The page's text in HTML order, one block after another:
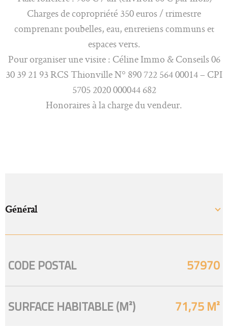
Charges de copropriété 350 euros / trimestre
comprenant poubelles, eau, entretiens communs et
espaces verts.
Pour organiser une visite : Céline Immo & Conseils 06
30 39 21 93 RCS Thionville N° 890 722 564 00014 – CPI
5705 2020 000044 682
Honoraires à la charge du vendeur.
Général
Caractérisque Valeurs
CODE POSTAL
57970
SURFACE HABITABLE (M²)
71,75 M²